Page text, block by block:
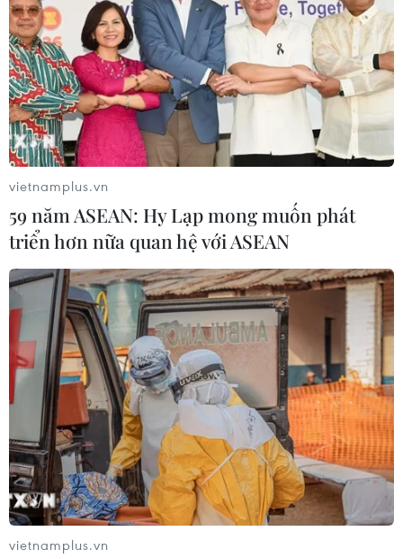
vietnamplus.vn
59 năm ASEAN: Hy Lạp mong muốn phát
triển hơn nữa quan hệ với ASEAN
vietnamplus.vn